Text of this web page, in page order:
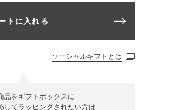
トに入れる
ソーシャルギフトとは
品をギフトボックスに
してラッピングされたい方は